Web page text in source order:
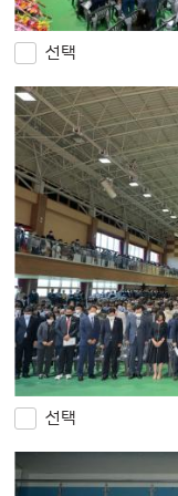
선택
선택